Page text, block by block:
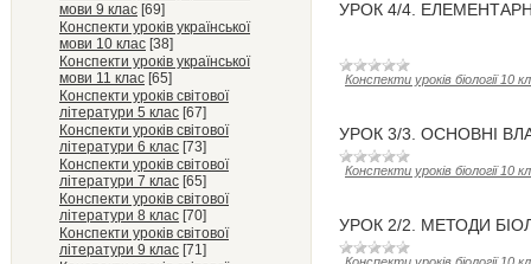
мови 9 клас [69]
Конспекти уроків української
мови 10 клас [38]
Конспекти уроків української
мови 11 клас [65]
Конспекти уроків світової
літератури 5 клас [67]
Конспекти уроків світової
літератури 6 клас [73]
Конспекти уроків світової
літератури 7 клас [65]
Конспекти уроків світової
літератури 8 клас [70]
Конспекти уроків світової
літератури 9 клас [71]
УРОК 4/4.
Конспекти уроків біології 10
УРОК 3/3. ОСНОВНІ
Конспекти уроків біології 10
УРОК 2/2. МЕТОДИ